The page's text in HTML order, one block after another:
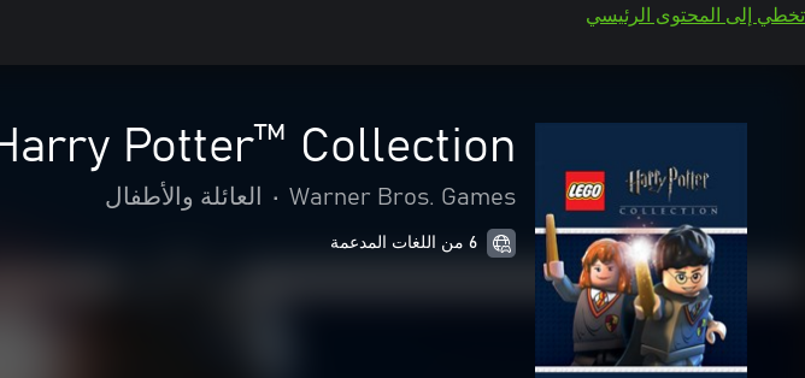
تخطي إلى المحتوى الرئيسي
Potter™ Collection
Warner Bros. Games
• العائلة والأطفال
6 من اللغات المدعمة